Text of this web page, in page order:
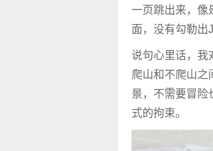
一页跳出来，像
面，没有勾勒出
说句心里话，我
爬山和不爬山之
景，不需要冒险
式的拘束。